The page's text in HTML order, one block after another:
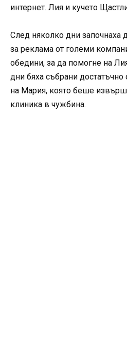
интернет. Лия и кучето
След няколко дни започнаха
за реклама от големи
обедини, за да помогне на
дни бяха събрани достатъчно
на Мария, която беше
клиника в чужбина.